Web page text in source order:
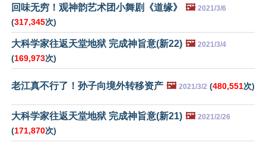
回味无穷！观神韵艺术团小舞剧《道缘》 🖼️ 2021/3/6
(317,345次)
大科学家往返天堂地狱 完成神旨意(新22) 🖼️ 2021/3/4
(169,973次)
老江真不行了！孙子向境外转移资产 🖼️ 2021/3/2 (480,551次)
大科学家往返天堂地狱 完成神旨意(新21) 🖼️ 2021/2/26
(171,870次)